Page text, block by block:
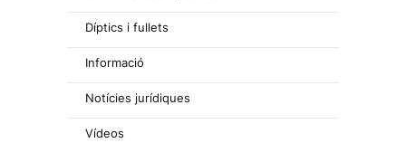
Díptics i fullets
Informació
Notícies jurídiques
Vídeos